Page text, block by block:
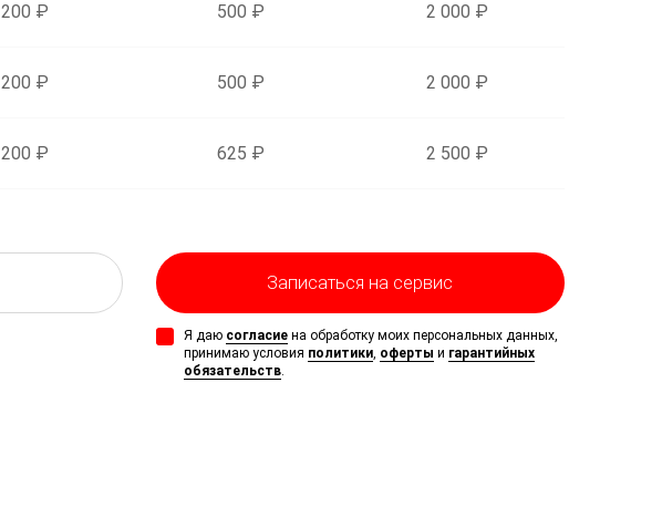
200 ₽ 500 ₽ 2 000 ₽
200 ₽ 500 ₽ 2 000 ₽
200 ₽ 625 ₽ 2 500 ₽
Записаться на сервис
Я даю согласиена обработку моих персональных данных,
принимаю условия политики, оферты и гарантийных
обязательств.